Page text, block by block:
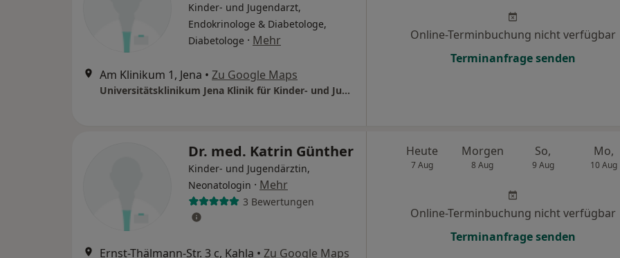
Kinder- und Jugendarzt,
Endokrinologe & Diabetologe,
Diabetologe · Mehr
Am Klinikum 1, Jena • Zu Google Maps
Universitätsklinikum Jena Klinik für Kinder- und Jugendmedizin Abt. Allgem.Pädiatrie, Hämatologie u.Onkologie
Online-Terminbuchung nicht verfügbar
Terminanfrage senden
Dr. med. Katrin Günther
Kinder- und Jugendärztin,
Neonatologin · Mehr
3 Bewertungen
Ernst-Thälmann-Str. 3 c, Kahla • Zu Google Maps
Heute
7 Aug
Morgen
8 Aug
So,
9 Aug
Mo,
10 Aug
Online-Terminbuchung nicht verfügbar
Terminanfrage senden